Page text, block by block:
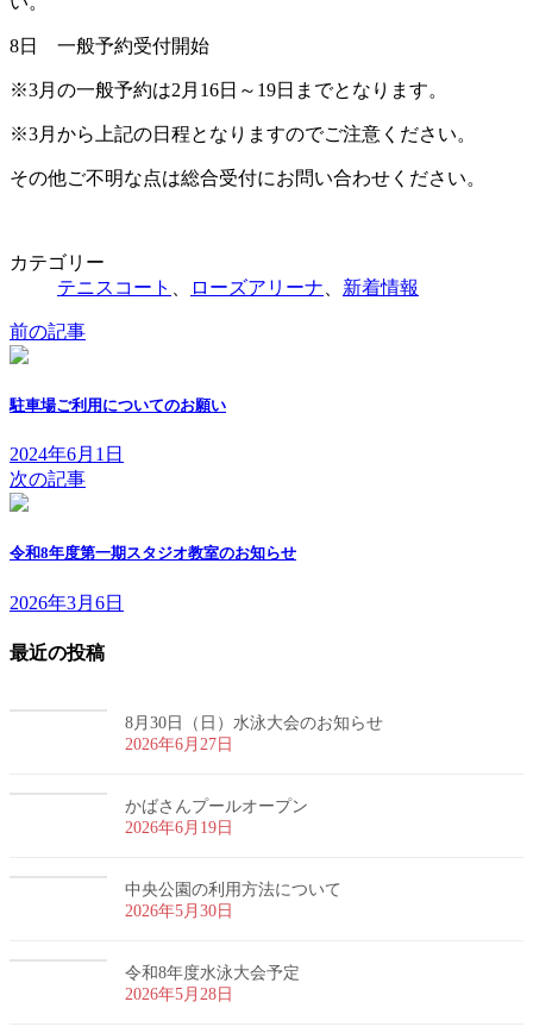
8日 一般予約受付開始
※3月の一般予約は2月16日～19日までとなります。
※3月から上記の日程となりますのでご注意ください。
その他ご不明な点は総合受付にお問い合わせください。
カテゴリー
テニスコート
ローズアリーナ 新着情報
前の記事
駐車場ご利用についてのお願い
2024年6月1日
次の記事
令和8年度第一期スタジオ教室のお知らせ
2026年3月6日
最近の投稿
8月30日（日）水泳大会のお知らせ
2026年6月27日
かばさんプールオープン
2026年6月19日
中央公園の利用方法について
2026年5月30日
令和8年度水泳大会予定
2026年5月28日